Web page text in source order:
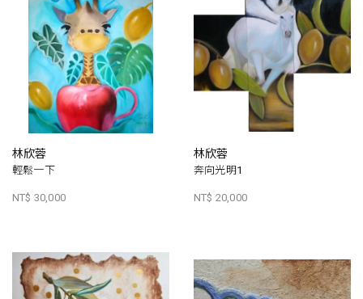
林欣蓉
輕鬆一下
NT$ 30,000
林欣蓉
奔向光明1
NT$ 20,000